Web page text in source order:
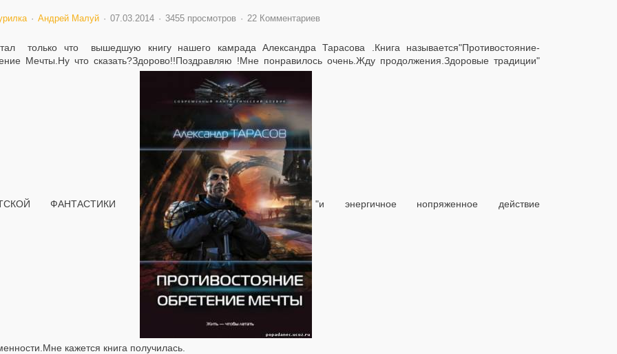
Андрей Малуй 07.03.2014 3455 просмотров 22 Комментариев
только что вышедшую книгу нашего камрада Александра Тарасова .Книга называется"Противостояние-
Мечты.Ну что сказать?Здорово!!Поздравляю !Мне понравилось очень.Жду продолжения.Здоровые традиции"
ФАНТАСТИКИ "и энергичное нопряженное действие
кажется книга получилась.